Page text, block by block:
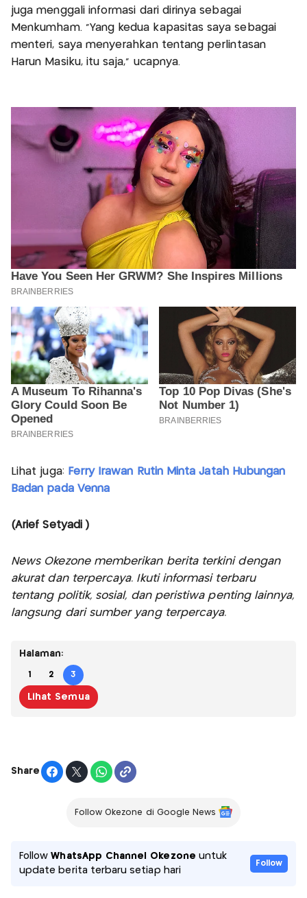
juga menggali informasi dari dirinya sebagai
Menkumham. "Yang kedua kapasitas saya sebagai
menteri, saya menyerahkan tentang perlintasan
Harun Masiku, itu saja," ucapnya.
Lihat juga: Ferry Irawan Rutin Minta Jatah Hubungan
Badan pada Venna
(Arief Setyadi )
News Okezone memberikan berita terkini dengan
akurat dan terpercaya. Ikuti informasi terbaru
tentang politik, sosial, dan peristiwa penting lainnya,
langsung dari sumber yang terpercaya.
Halaman:
1 2 3
Lihat Semua
Share
Follow Okezone di Google News
FollowWhatsApp Channel Okezone untuk
update berita terbaru setiap hari
Follow